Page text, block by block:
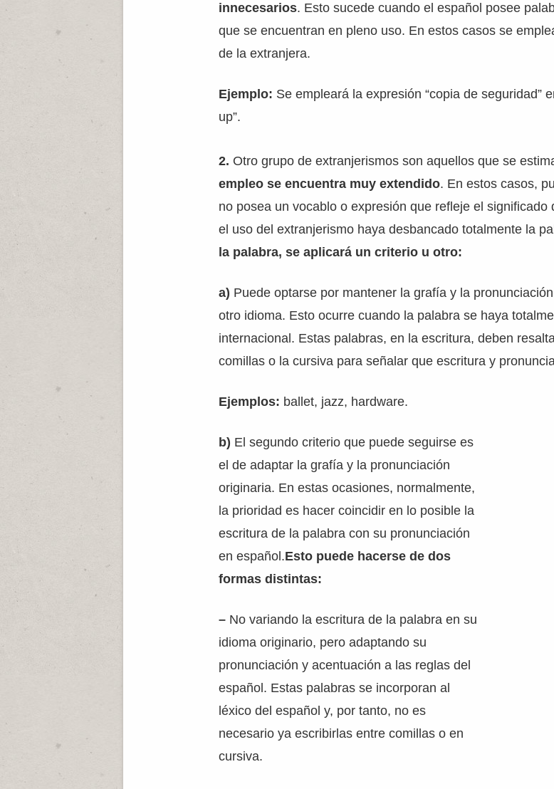
innecesarios. Esto sucede cuando el español posee
que se encuentran en pleno uso. En estos casos se
de la extranjera.
Ejemplo: Se empleará la expresión “copia de seguridad”
up”.
2. Otro grupo de extranjerismos son aquellos que se
empleo se encuentra muy extendido. En estos casos,
no posea un vocablo o expresión que refleje el
el uso del extranjerismo haya desbancado totalmente la
la palabra, se aplicará un criterio u otro:
a) Puede optarse por mantener la grafía y la
otro idioma. Esto ocurre cuando la palabra se haya
internacional. Estas palabras, en la escritura, deben
comillas o la cursiva para señalar que escritura y
Ejemplos: ballet, jazz, hardware.
b) El segundo criterio que puede seguirse es
el de adaptar la grafía y la pronunciación
originaria. En estas ocasiones, normalmente,
la prioridad es hacer coincidir en lo posible la
escritura de la palabra con su pronunciación
en español.Esto puede hacerse de dos
formas distintas:
– No variando la escritura de la palabra en su
idioma originario, pero adaptando su
pronunciación y acentuación a las reglas del
español. Estas palabras se incorporan al
léxico del español y, por tanto, no es
necesario ya escribirlas entre comillas o en
cursiva.